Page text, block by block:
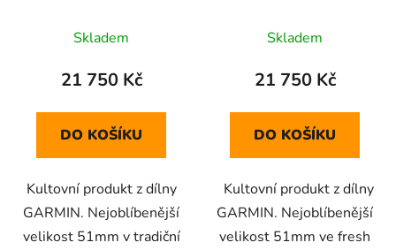
Skladem
21 750 Kč
DO KOŠÍKU
Kultovní produkt z dílny
GARMIN. Nejoblíbenější
velikost 51mm v tradiční
Orange
Skladem
21 750 Kč
DO KOŠÍKU
Kultovní produkt z dílny
GARMIN. Nejoblíbenější
velikost 51mm ve fresh